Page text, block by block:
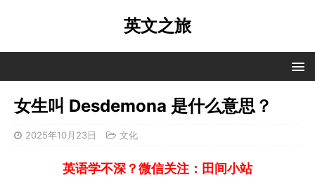
英文之旅
女生叫 Desdemona 是什么意思？
2025年10月23日 文化
英语学不深？微信关注：田间小站